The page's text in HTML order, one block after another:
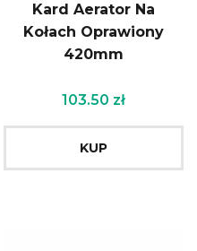
Kard Aerator Na
Kołach Oprawiony
420mm
103.50 zł
KUP